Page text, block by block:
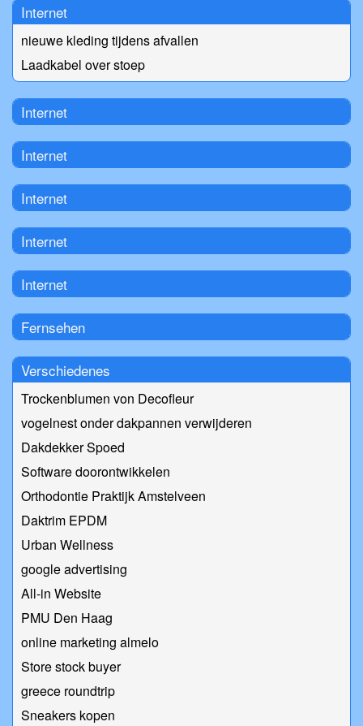
Internet
nieuwe kleding tijdens afvallen
Laadkabel over stoep
Internet
Internet
Internet
Internet
Internet
Fernsehen
Verschiedenes
Trockenblumen von Decofleur
vogelnest onder dakpannen verwijderen
Dakdekker Spoed
Software doorontwikkelen
Orthodontie Praktijk Amstelveen
Daktrim EPDM
Urban Wellness
google advertising
All-in Website
PMU Den Haag
online marketing almelo
Store stock buyer
greece roundtrip
Sneakers kopen